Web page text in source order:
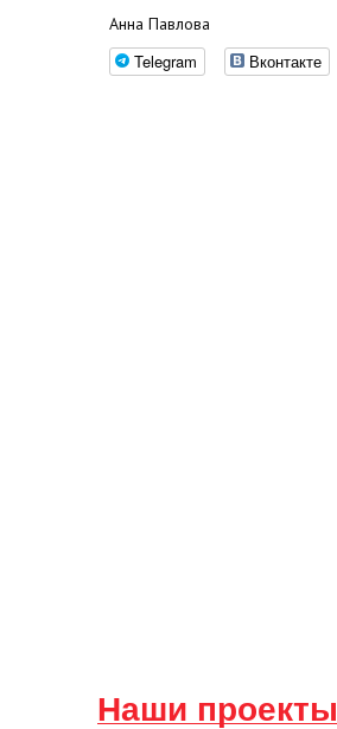
Анна Павлова
Telegram Вконтакте
Наши проекты